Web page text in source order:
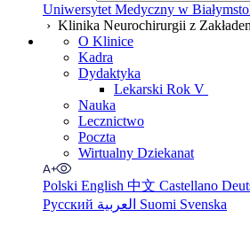
Uniwersytet Medyczny w
› Klinika Neurochirurgii z
O Klinice
Kadra
Dydaktyka
Lekarski Rok V
Nauka
Lecznictwo
Poczta
Wirtualny Dziekanat
Polski English 中文 Castellano
Русский
Suomi Svenska